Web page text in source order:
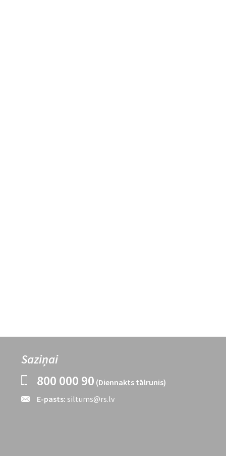
Saziņai
800 000 90 (Diennakts tālrunis)
E-pasts: siltums@rs.lv